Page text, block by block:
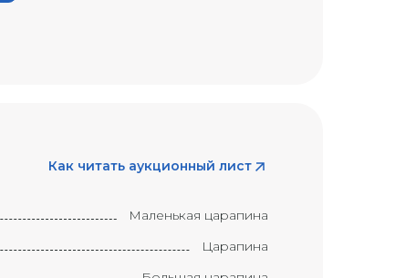
Как читать аукционный лист
Маленькая царапина
Царапина